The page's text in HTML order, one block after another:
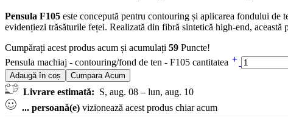
Pensula F105 este concepută pentru contouring și aplicarea fondului de
evidențiezi trăsăturile feței. Realizată din fibră sintetică high-end,
Cumpărați acest produs acum și acumulați 59 Puncte!
Pensula machiaj - contouring/fond de ten - F105 cantitatea
Adaugă în coș Cumpara Acum
Livrare estimată: S, aug. 08 – lun, aug. 10
... persoană(e) vizionează acest produs chiar acum